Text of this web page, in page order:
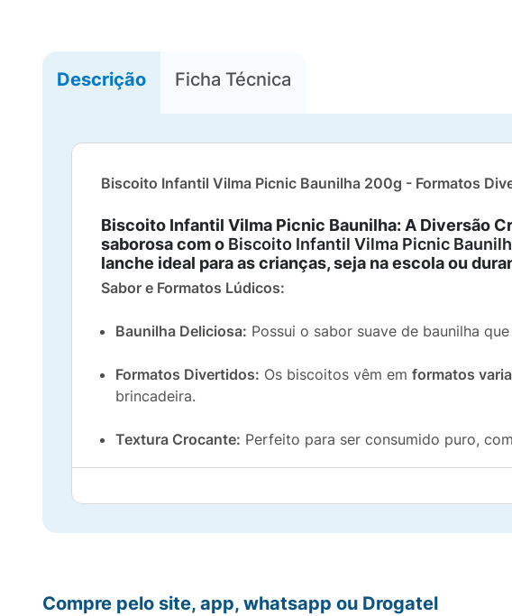
Descrição Ficha Técnica
Biscoito Infantil Vilma Picnic Baunilha 200g - Formatos
Biscoito Infantil Vilma Picnic Baunilha: A Diversão
saborosa com o Biscoito Infantil Vilma Picnic
lanche ideal para as crianças, seja na escola ou
Sabor e Formatos Lúdicos:
Baunilha Deliciosa: Possui o sabor suave de baunilha
Formatos Divertidos: Os biscoitos vêm em formatos
brincadeira.
Textura Crocante: Perfeito para ser consumido puro,
é prática
O produto
e
Compre pelo site, app, whatsapp ou Drogatel